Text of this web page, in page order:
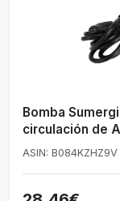
Bomba
circulación de
escobillas 7m
ASIN: B084KZHZ9V